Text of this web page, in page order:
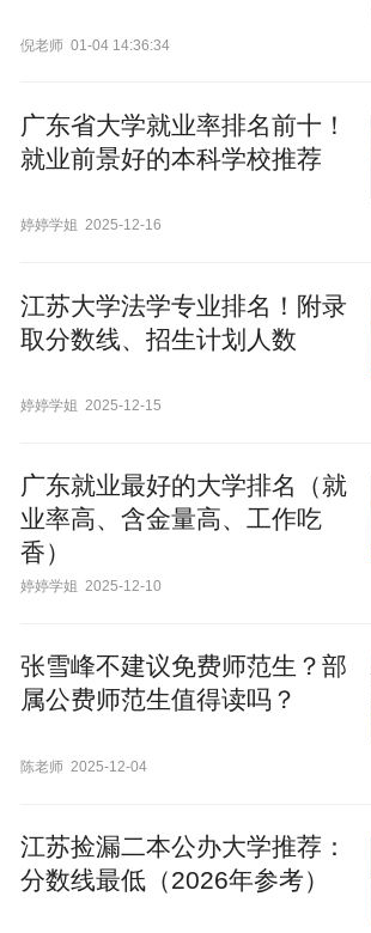
倪老师 01-04 14:36:34
广东省大学就业率排名前十！
就业前景好的本科学校推荐
婷婷学姐 2025-12-16
江苏大学法学专业排名！附录
取分数线、招生计划人数
婷婷学姐 2025-12-15
广东就业最好的大学排名（就
业率高、含金量高、工作吃
香）
婷婷学姐 2025-12-10
张雪峰不建议免费师范生？部
属公费师范生值得读吗？
陈老师 2025-12-04
江苏捡漏二本公办大学推荐：
分数线最低（2026年参考）